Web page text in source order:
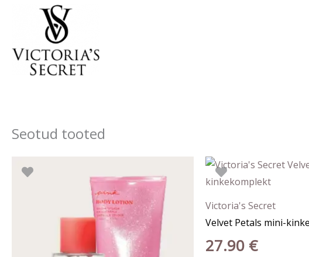
Seotud tooted
40.90 €.
on:
25.00 €.
Victoria's Secret
Velvet Petals mini-
27.90 €